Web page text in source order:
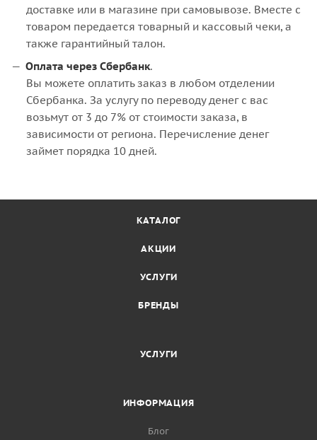
доставке или в магазине при самовывозе. Вместе с
товаром передается товарный и кассовый чеки, а
также гарантийный талон.
Оплата через Сбербанк.
Вы можете оплатить заказ в любом отделении
Сбербанка. За услугу по переводу денег с вас
возьмут от 3 до 7% от стоимости заказа, в
зависимости от региона. Перечисление денег
займет порядка 10 дней.
КАТАЛОГ
АКЦИИ
УСЛУГИ
БРЕНДЫ
УСЛУГИ
ИНФОРМАЦИЯ
Блог